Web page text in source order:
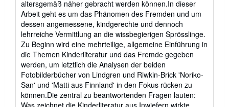
altersgemäß näher gebracht werden können.In dieser
Arbeit geht es um das Phänomen des Fremden und um
dessen angemessene, kindgerechte und dennoch
lehrreiche Vermittlung an die wissbegierigen Sprösslinge.
Zu Beginn wird eine mehrteilige, allgemeine Einführung in
die Themen Kinderliteratur und das Fremde gegeben
werden, um letztlich die Analysen der beiden
Fotobilderbücher von Lindgren und Riwkin-Brick 'Noriko-
San' und 'Matti aus Finnland' in den Fokus rücken zu
können.Die zentral zu beantwortenden Fragen lauten:
Was zeichnet die Kinderliteratur aus Inwiefern wirkte